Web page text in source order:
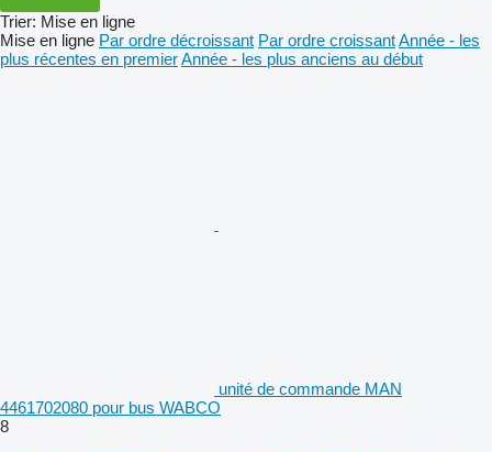
Trier: Mise en ligne
Mise en ligne Par ordre décroissant Par ordre croissantAnnée - les
plus récentes en premierAnnée - les plus anciens au début
unité de commande MAN
4461702080 pour bus WABCO
8